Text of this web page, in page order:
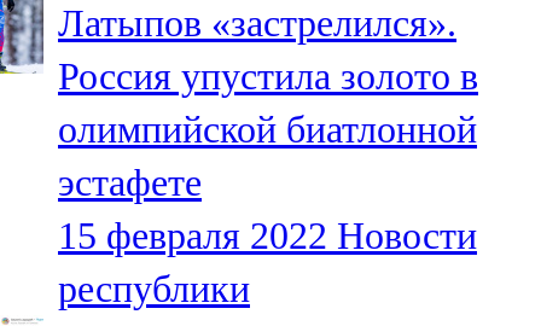
106,1 FM
Кама тамагы
71,51 FM
Кукмара
107,9 FM
Лениногорский
Латыпов «застрелился».
Россия упустила золото в
олимпийской биатлонной
эстафете
15 февраля 2022 Новости
республики